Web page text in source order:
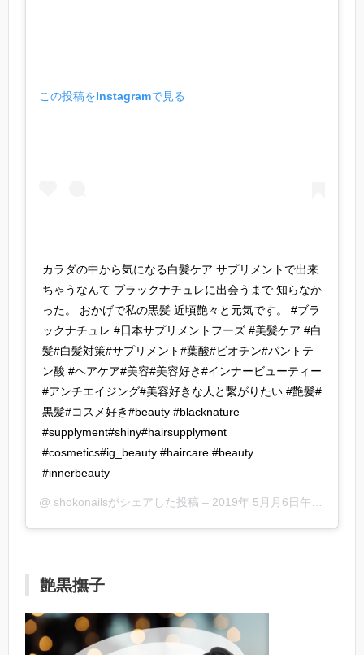
この投稿をInstagramで見る
カラダの中から気になる白髪ケア サプリメントで出来
ちゃうなんて ブラックナチュレに出会うまで 知らなか
った。 おかげで私の黒髪 近頃艶々と元気です。 #ブラ
ックナチュレ #日本サプリメントフーズ #美髪ケア #白
髪#白髪対策#サプリメント#葉酸#ビオチン#パントテ
ン酸 #ヘアケア#美容#美容好き#インナービューティー
#アンチエイジング#美容好きな人と繋がりたい #艶髪#
黒髪#コスメ好き#beauty #blacknature
#supplyment#shiny#hairsupplyment
#cosmetics#ig_beauty #haircare #beauty
#innerbeauty
@ shokonailsがシェアした投稿 – 2019年 5月月6日午後3時07分PDT
艶黒撫子